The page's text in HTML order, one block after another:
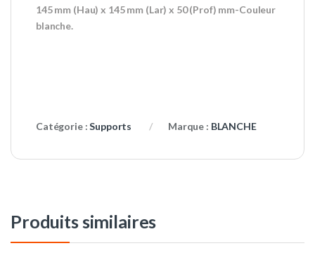
145 mm (Hau) x 145 mm (Lar) x 50 (Prof) mm-Couleur
blanche.
Catégorie :Supports Marque : BLANCHE
Produits similaires